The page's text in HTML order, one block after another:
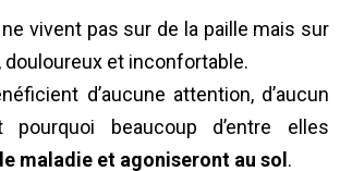
vivent pas sur de la paille mais sur
, douloureux et inconfortable.
d’aucune attention, d’aucun
pourquoi beaucoup d’entre elles
maladie et agoniseront au sol .